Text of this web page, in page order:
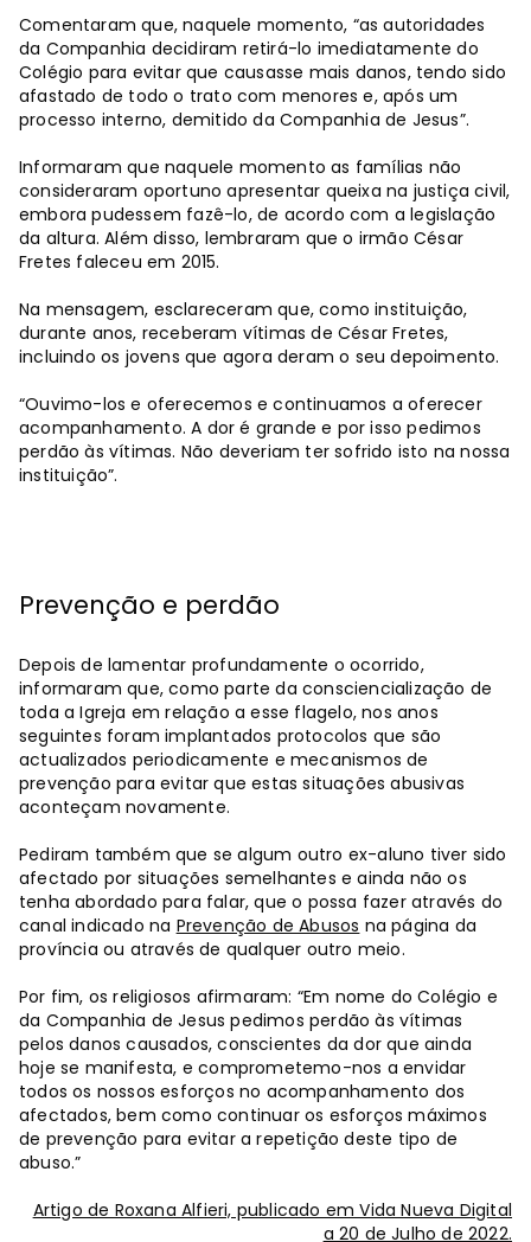
Comentaram que, naquele momento, “as autoridades
da Companhia decidiram retirá-lo imediatamente do
Colégio para evitar que causasse mais danos, tendo sido
afastado de todo o trato com menores e, após um
processo interno, demitido da Companhia de Jesus”.
Informaram que naquele momento as famílias não
consideraram oportuno apresentar queixa na justiça civil,
embora pudessem fazê-lo, de acordo com a legislação
da altura. Além disso, lembraram que o irmão César
Fretes faleceu em 2015.
Na mensagem, esclareceram que, como instituição,
durante anos, receberam vítimas de César Fretes,
incluindo os jovens que agora deram o seu depoimento.
“Ouvimo-los e oferecemos e continuamos a oferecer
acompanhamento. A dor é grande e por isso pedimos
perdão às vítimas. Não deveriam ter sofrido isto na nossa
instituição”.
Prevenção e perdão
Depois de lamentar profundamente o ocorrido,
informaram que, como parte da consciencialização de
toda a Igreja em relação a esse flagelo, nos anos
seguintes foram implantados protocolos que são
actualizados periodicamente e mecanismos de
prevenção para evitar que estas situações abusivas
aconteçam novamente.
Pediram também que se algum outro ex-aluno tiver sido
afectado por situações semelhantes e ainda não os
tenha abordado para falar, que o possa fazer através do
canal indicado na Prevenção de Abusos na página da
província ou através de qualquer outro meio.
Por fim, os religiosos afirmaram: “Em nome do Colégio e
da Companhia de Jesus pedimos perdão às vítimas
pelos danos causados, conscientes da dor que ainda
hoje se manifesta, e comprometemo-nos a envidar
todos os nossos esforços no acompanhamento dos
afectados, bem como continuar os esforços máximos
de prevenção para evitar a repetição deste tipo de
abuso.”
Artigo de Roxana Alfieri, publicado em Vida Nueva Digital
a 20 de Julho de 2022.